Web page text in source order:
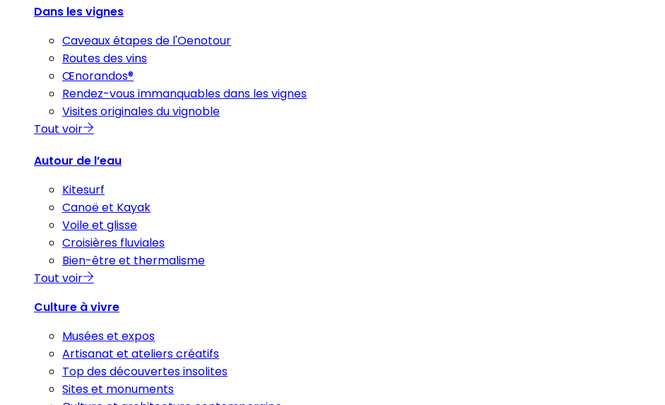
Dans les vignes
Caveaux étapes de l'Oenotour
Routes des vins
Œnorandos®
Rendez-vous immanquables dans les vignes
Visites originales du vignoble
Tout voir
Autour de l’eau
Kitesurf
Canoë et Kayak
Voile et glisse
Croisières fluviales
Bien-être et thermalisme
Tout voir
Culture à vivre
Musées et expos
Artisanat et ateliers créatifs
Top des découvertes insolites
Sites et monuments